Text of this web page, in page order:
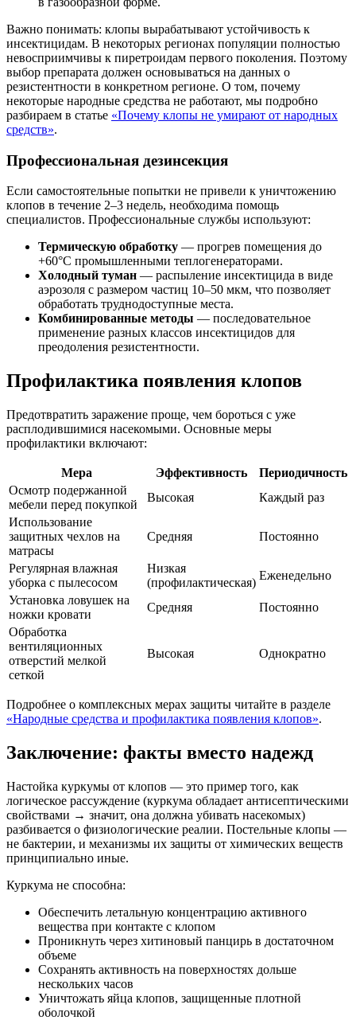
Важно понимать: клопы вырабатывают устойчивость к
инсектицидам. В некоторых регионах популяции полностью
невосприимчивы к пиретроидам первого поколения. Поэтому
выбор препарата должен основываться на данных о
резистентности в конкретном регионе. О том, почему
некоторые народные средства не работают, мы подробно
разбираем в статье «Почему клопы не умирают от народных
средств».
Профессиональная дезинсекция
Если самостоятельные попытки не привели к уничтожению
клопов в течение 2–3 недель, необходима помощь
специалистов. Профессиональные службы используют:
Термическую обработку — прогрев помещения до
+60°C промышленными теплогенераторами.
Холодный туман — распыление инсектицида в виде
аэрозоля с размером частиц 10–50 мкм, что позволяет
обработать труднодоступные места.
Комбинированные методы — последовательное
применение разных классов инсектицидов для
преодоления резистентности.
Профилактика появления клопов
Предотвратить заражение проще, чем бороться с уже
расплодившимися насекомыми. Основные меры
профилактики включают:
Мера Эффективность
Периодичность
Осмотр подержанной
мебели перед покупкой
Высокая
Каждый раз
Использование
защитных чехлов на
матрасы
Средняя Постоянно
Регулярная влажная
уборка с пылесосом
Низкая
(профилактическая)
Еженедельно
Установка ловушек на
ножки кровати
Средняя
Постоянно
Обработка
вентиляционных
отверстий мелкой
сеткой
Высокая Однократно
Подробнее о комплексных мерах защиты читайте в разделе
«Народные средства и профилактика появления клопов».
Заключение: факты вместо надежд
Настойка куркумы от клопов — это пример того, как
логическое рассуждение (куркума обладает антисептическими
свойствами → значит, она должна убивать насекомых)
разбивается о физиологические реалии. Постельные клопы —
не бактерии, и механизмы их защиты от химических веществ
принципиально иные.
Куркума не способна:
Обеспечить летальную концентрацию активного
вещества при контакте с клопом
Проникнуть через хитиновый панцирь в достаточном
объеме
Сохранять активность на поверхностях дольше
нескольких часов
Уничтожать яйца клопов, защищенные плотной
оболочкой